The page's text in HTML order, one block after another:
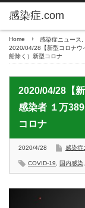
Home 感染症ニュース
2020/04/28【新型コロナウ
船除く）新型コロナ
2020/04/28【
感染者 １万
コロナ
2020/4/28 感染症
COVID-19 国内感染